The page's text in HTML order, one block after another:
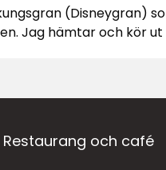
(Disneygran)
Jag hämtar och kör
Restaurang och café